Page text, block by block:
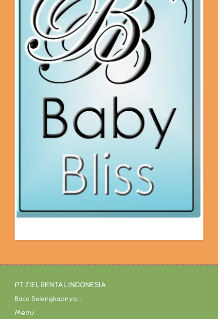
PT ZIEL RENTAL INDONESIA
Baca Selengkapnya...
Menu